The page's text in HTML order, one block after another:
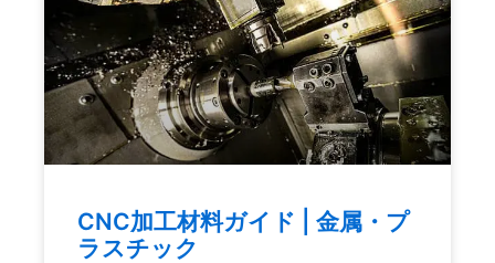
CNC加工材料ガイド | 金属・プ
ラスチック